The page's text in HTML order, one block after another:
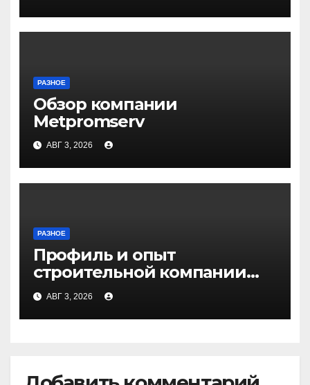
РАЗНОЕ
Обзор компании
Metpromserv
АВГ 3, 2026
РАЗНОЕ
Профиль и опыт
строительной компании
Медичи
АВГ 3, 2026